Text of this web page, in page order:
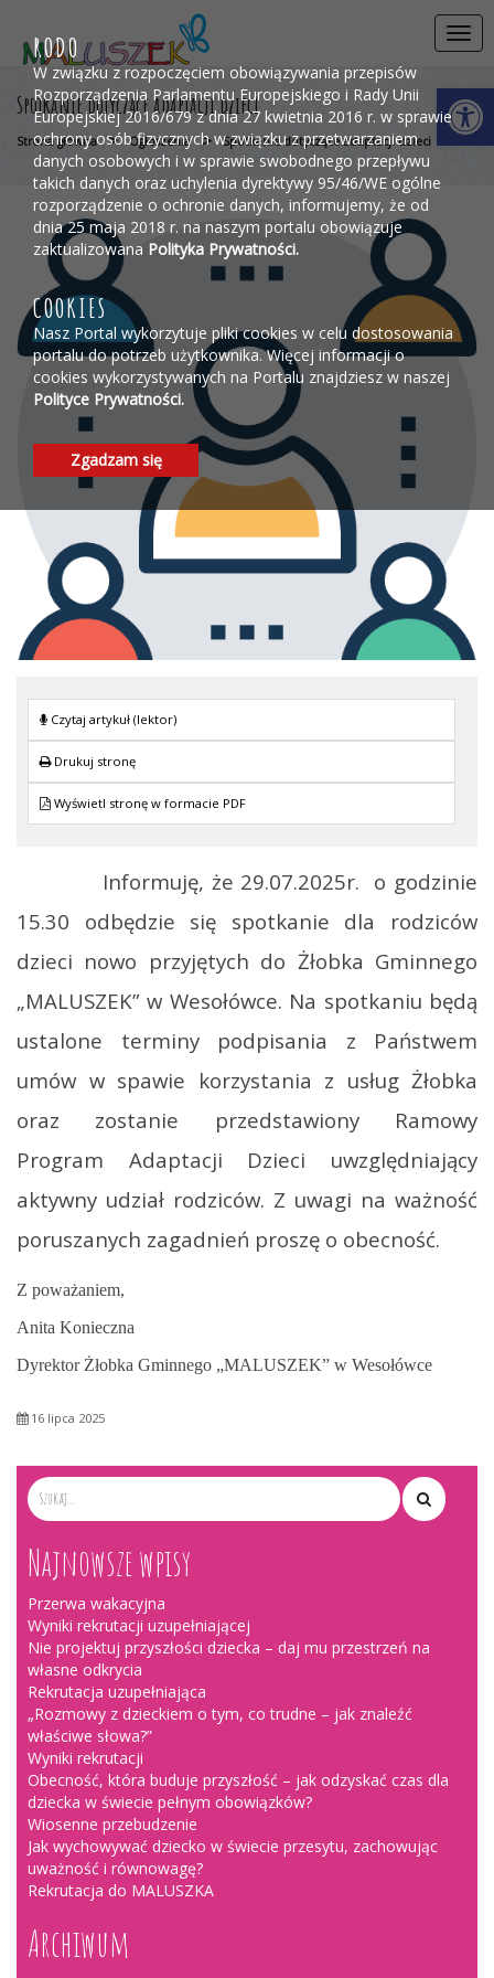
RODO
W związku z rozpoczęciem obowiązywania przepisów
Rozporządzenia Parlamentu Europejskiego i Rady Unii
Europejskiej 2016/679 z dnia 27 kwietnia 2016 r. w sprawie
ochrony osób fizycznych w związku z przetwarzaniem
danych osobowych i w sprawie swobodnego przepływu
takich danych oraz uchylenia dyrektywy 95/46/WE ogólne
rozporządzenie o ochronie danych, informujemy, że od
dnia 25 maja 2018 r. na naszym portalu obowiązuje
zaktualizowana Polityka Prywatności.
COOKIES
Nasz Portal wykorzytuje pliki cookies w celu dostosowania
portalu do potrzeb użytkownika. Więcej informacji o
cookies wykorzystywanych na Portalu znajdziesz w naszej
Polityce Prywatności.
Zgadzam się
Spotkanie dotyczące adaptacji dzieci
Strona główna > Ogłoszenia > Spotkanie dotyczące adaptacji dzieci
Czytaj artykuł (lektor)
Drukuj stronę
Wyświetl stronę w formacie PDF
Informuję, że 29.07.2025r. o godzinie
15.30 odbędzie się spotkanie dla rodziców
dzieci nowo przyjętych do Żłobka Gminnego
„MALUSZEK” w Wesołówce. Na spotkaniu będą
ustalone terminy podpisania z Państwem
umów w spawie korzystania z usług Żłobka
oraz zostanie przedstawiony Ramowy
Program Adaptacji Dzieci uwzględniający
aktywny udział rodziców. Z uwagi na ważność
poruszanych zagadnień proszę o obecność.
Z poważaniem,
Anita Konieczna
Dyrektor Żłobka Gminnego „MALUSZEK” w Wesołówce
16 lipca 2025
Najnowsze wpisy
Przerwa wakacyjna
Wyniki rekrutacji uzupełniającej
Nie projektuj przyszłości dziecka – daj mu przestrzeń na
własne odkrycia
Rekrutacja uzupełniająca
„Rozmowy z dzieckiem o tym, co trudne – jak znaleźć
właściwe słowa?”
Wyniki rekrutacji
Obecność, która buduje przyszłość – jak odzyskać czas dla
dziecka w świecie pełnym obowiązków?
Wiosenne przebudzenie
Jak wychowywać dziecko w świecie przesytu, zachowując
uważność i równowagę?
Rekrutacja do MALUSZKA
Archiwum